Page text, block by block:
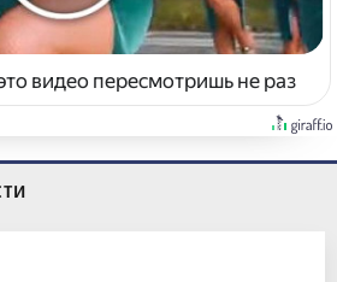
видео пересмотришь не раз